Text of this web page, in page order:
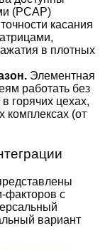
(PCAP)
касания
в плотных
Элементная
работать без
горячих цехах,
комплексах (от
с
вариант